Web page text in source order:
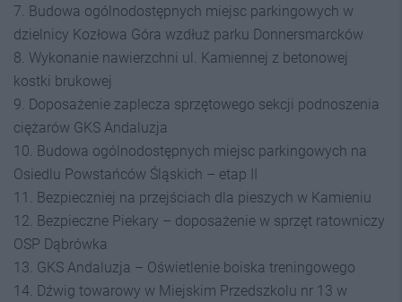
7. Budowa ogólnodostępnych miejsc parkingowych w
dzielnicy Kozłowa Góra wzdłuż parku Donnersmarcków
8. Wykonanie nawierzchni ul. Kamiennej z betonowej
kostki brukowej
9. Doposażenie zaplecza sprzętowego sekcji podnoszenia
ciężarów GKS Andaluzja
10. Budowa ogólnodostępnych miejsc parkingowych na
Osiedlu Powstańców Śląskich – etap II
11. Bezpieczniej na przejściach dla pieszych w Kamieniu
12. Bezpieczne Piekary – doposażenie w sprzęt ratowniczy
OSP Dąbrówka
13. GKS Andaluzja – Oświetlenie boiska treningowego
14. Dźwig towarowy w Miejskim Przedszkolu nr 13 w